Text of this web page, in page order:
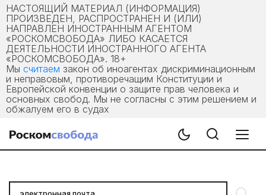
НАСТОЯЩИЙ МАТЕРИАЛ (ИНФОРМАЦИЯ)
ПРОИЗВЕДЕН, РАСПРОСТРАНЕН И (ИЛИ)
НАПРАВЛЕН ИНОСТРАННЫМ АГЕНТОМ
«РОСКОМСВОБОДА» ЛИБО КАСАЕТСЯ
ДЕЯТЕЛЬНОСТИ ИНОСТРАННОГО АГЕНТА
«РОСКОМСВОБОДА». 18+
Мы считаем закон об иноагентах дискриминационным
и неправовым, противоречащим Конституции и
Европейской конвенции о защите прав человека и
основных свобод. Мы не согласны с этим решением и
обжалуем его в судах